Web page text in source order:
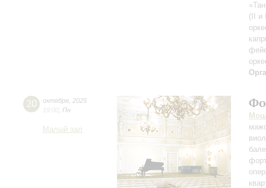
(II и
20 октября 2025
19:00 Пн
Малый зал